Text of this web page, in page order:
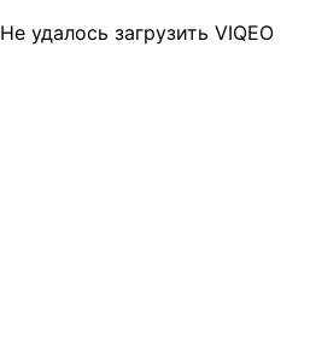
Не удалось загрузить VIQEO